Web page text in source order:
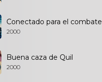
Conectado para el combate
2000
Buena caza de Quil
2000